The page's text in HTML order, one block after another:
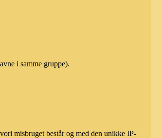
i samme gruppe).
misbruget består og med den unikke IP-